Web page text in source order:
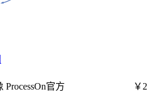
ProcessOn官方
￥2